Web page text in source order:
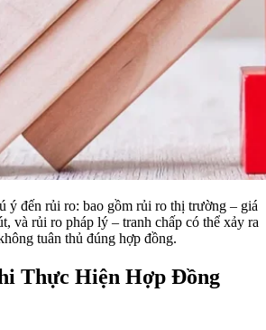
ý đến rủi ro: bao gồm rủi ro thị trường – giá
và rủi ro pháp lý – tranh chấp có thể xảy ra
tuân thủ đúng hợp đồng.
Thực Hiện Hợp Đồng